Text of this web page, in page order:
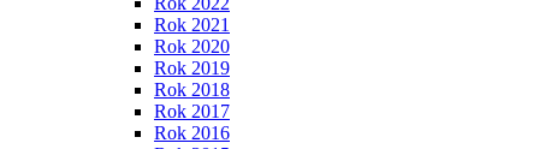
Rok 2021
Rok 2020
Rok 2019
Rok 2018
Rok 2017
Rok 2016